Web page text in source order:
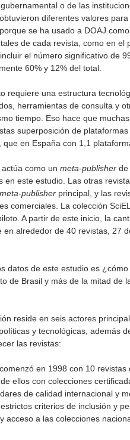
o de las
se ha usado a DOAJ
de cada revista, como en el
el número significativo de
60% y 12% del total.
requiere una estructura
herramientas de consulta y
tiempo. Eso hace que
superposición de
en España con 1,1
como un meta-publisher de
en este estudio. Las otras
meta-publisher principal, y las
comerciales. La colección
A partir de este inicio, la
alrededor de 40 revistas, 27
datos de este estudio es
de Brasil y más de la mitad de
reside en seis actores
y tecnológicas, además
las revistas:
en 1998 con 10
ellos con colecciones
de calidad internacional y
criterios de inclusión y
acceso a las colecciones